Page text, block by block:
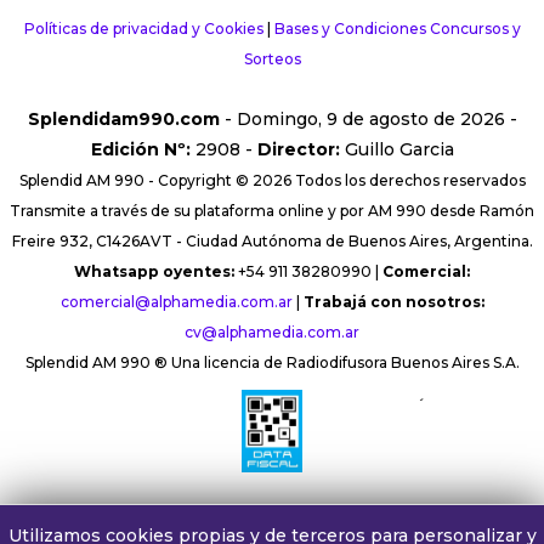
Políticas de privacidad y Cookies| Bases y Condiciones Concursos y
Sorteos
Splendidam990.com- Domingo, 9 de agosto de 2026 -
Edición Nº:2908 - Director:Guillo Garcia
Splendid AM 990 - Copyright © 2026 Todos los derechos reservados
Transmite a través de su plataforma online y por AM 990 desde Ramón
Freire 932, C1426AVT - Ciudad Autónoma de Buenos Aires, Argentina.
Whatsapp oyentes: +54 911 38280990 | Comercial:
comercial@alphamedia.com.ar| Trabajá con nosotros:
cv@alphamedia.com.ar
Splendid AM 990 ® Una licencia de Radiodifusora Buenos Aires S.A.
´
Utilizamos cookies propias y de terceros para personalizar y